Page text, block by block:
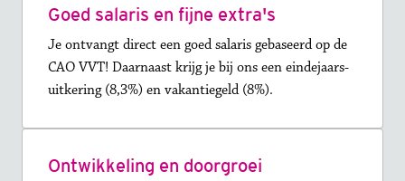
Goed salaris en fijne extra's
Je ontvangt direct een goed salaris gebaseerd op de
CAO VVT! Daarnaast krijg je bij ons een eindejaars-
uitkering (8,3%) en vakantiegeld (8%).
Ontwikkeling en doorgroei